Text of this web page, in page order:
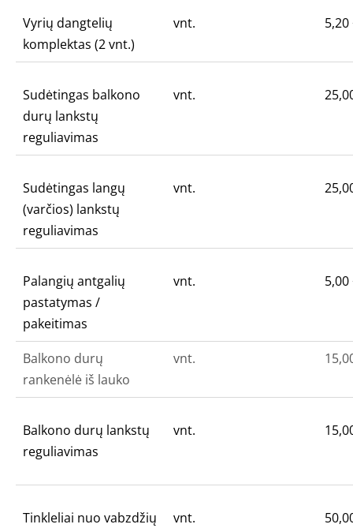
Vyrių dangtelių
komplektas (2 vnt.)
vnt. 5,20
Sudėtingas balkono
durų lankstų
reguliavimas
vnt.
Sudėtingas langų
(varčios) lankstų
reguliavimas
vnt.
Palangių antgalių
pastatymas /
pakeitimas
vnt. 5,00
Balkono durų
rankenėlė iš lauko
vnt.
Balkono durų lankstų
reguliavimas
vnt.
Tinkleliai nuo vabzdžių vnt.